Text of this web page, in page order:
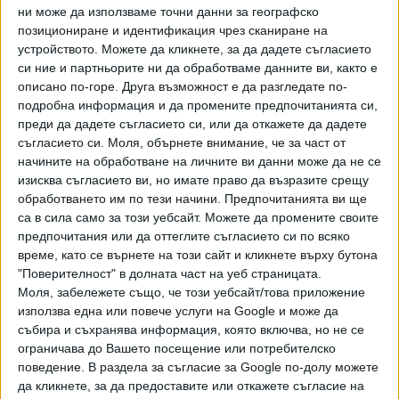
ни може да използваме точни данни за географско
позициониране и идентификация чрез сканиране на
устройството. Можете да кликнете, за да дадете съгласието
си ние и партньорите ни да обработваме данните ви, както е
описано по-горе. Друга възможност е да разгледате по-
подробна информация и да промените предпочитанията си,
преди да дадете съгласието си, или да откажете да дадете
съгласието си.
Моля, обърнете внимание, че за част от
начините на обработване на личните ви данни може да не се
изисква съгласието ви, но имате право да възразите срещу
обработването им по тези начини. Предпочитанията ви ще
са в сила само за този уебсайт. Можете да промените своите
предпочитания или да оттеглите съгласието си по всяко
време, като се върнете на този сайт и кликнете върху бутона
"Поверителност" в долната част на уеб страницата.
Моля, забележете също, че този уебсайт/това приложение
използва една или повече услуги на Google и може да
събира и съхранява информация, която включва, но не се
ограничава до Вашето посещение или потребителско
поведение. В раздела за съгласие за Google по-долу можете
да кликнете, за да предоставите или откажете съгласие на
Титлата на малката шанца спечели фаворитът Рьою
Кобаяши от Япония със сбор 275,0 точки. Сребърният
медал е за австриеца Мануел Фетнер (270,8),
бронзовият - за поляка Давид Кубацки (265,9).
Трикратният олимпийски шампион Камил Стох направи
разочароващ втори скок и завърши на шеста позиция
(260,9).
Състезанието на голямата шанца е на 11 и 12 февруари.
СЪСТЕЗАТЕЛЯТ НИ ПО ШЕЙНИ НЕ СТИГНА
ДО ФИНАЛНИЯ ЕТАП
Единственият български представител в спускането с
шейни - Павел Ангелов, не успя да се класира за
финалния четвърти етап от индивидуалната надпревара в
Пекин 2022. Той заемаше 28-мо място след вчерашните